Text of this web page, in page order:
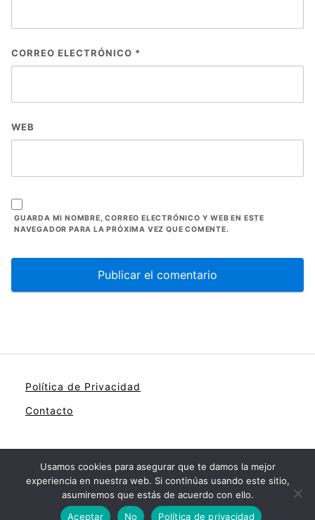
CORREO ELECTRÓNICO *
WEB
GUARDA MI NOMBRE, CORREO ELECTRÓNICO Y WEB EN ESTE
NAVEGADOR PARA LA PRÓXIMA VEZ QUE COMENTE.
Política de Privacidad
Contacto
Registro Publico de la Propiedad
Usamos cookies para asegurar que te damos la mejor
experiencia en nuestra web. Si continúas usando este sitio,
asumiremos que estás de acuerdo con ello.
Aceptar
No Política de privacidad